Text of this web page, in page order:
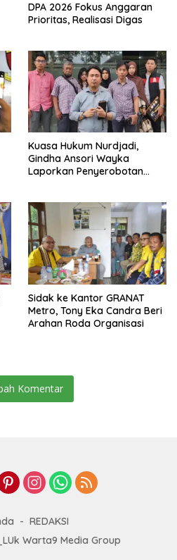
DPA 2026 Fokus Anggaran
Prioritas, Realisasi Digas
Kuasa Hukum Nurdjadi,
Gindha Ansori Wayka
Laporkan Penyerobotan
‎Sidak ke Kantor GRANAT
Metro, Tony Eka Candra Beri
Arahan Roda Organisasi
Komentar
REDAKSI
Warta9 Media Group